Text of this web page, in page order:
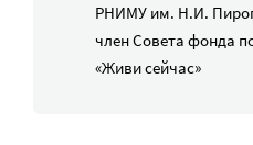
РНИМУ им. Н.И.
член Совета фонда
«Живи сейчас»